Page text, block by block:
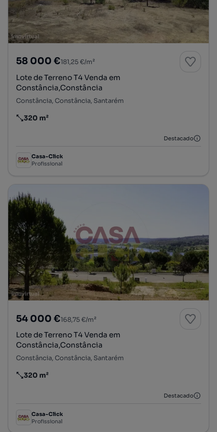
58 000 €181,25 €/m²
Lote de Terreno T4 Venda em
Constância,Constância
Constância, Constância, Santarém
Preço por metro quadrado
320 m²
Destacado
Casa-Click
Profissional
54 000 €168,75 €/m²
Lote de Terreno T4 Venda em
Constância,Constância
Constância, Constância, Santarém
Preço por metro quadrado
320 m²
Destacado
Casa-Click
Profissional